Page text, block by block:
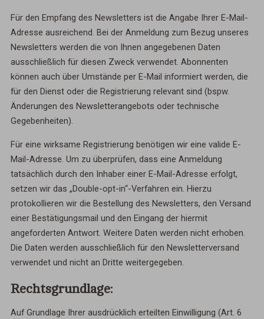
Für den Empfang des Newsletters ist die Angabe Ihrer E-Mail-
Adresse ausreichend. Bei der Anmeldung zum Bezug unseres
Newsletters werden die von Ihnen angegebenen Daten
ausschließlich für diesen Zweck verwendet. Abonnenten
können auch über Umstände per E-Mail informiert werden, die
für den Dienst oder die Registrierung relevant sind (bspw.
Änderungen des Newsletterangebots oder technische
Gegebenheiten).
Für eine wirksame Registrierung benötigen wir eine valide E-
Mail-Adresse. Um zu überprüfen, dass eine Anmeldung
tatsächlich durch den Inhaber einer E-Mail-Adresse erfolgt,
setzen wir das „Double-opt-in“-Verfahren ein. Hierzu
protokollieren wir die Bestellung des Newsletters, den Versand
einer Bestätigungsmail und den Eingang der hiermit
angeforderten Antwort. Weitere Daten werden nicht erhoben.
Die Daten werden ausschließlich für den Newsletterversand
verwendet und nicht an Dritte weitergegeben.
Rechtsgrundlage:
Auf Grundlage Ihrer ausdrücklich erteilten Einwilligung (Art. 6